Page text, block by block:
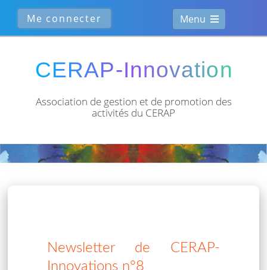
Menu
Association de gestion et de promotion des
activités du CERAP
Newsletter de CERAP-
Innovations n°8